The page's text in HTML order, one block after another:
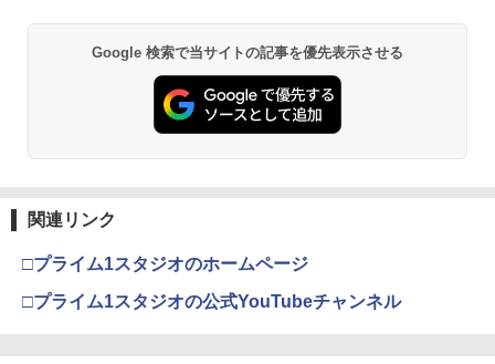
Google 検索で当サイトの記事を優先表示させる
関連リンク
□プライム1スタジオのホームページ
□プライム1スタジオの公式YouTubeチャンネル